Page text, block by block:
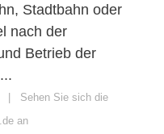
Stadtbahn oder
nach der
Betrieb der
| Sehen Sie sich die
an